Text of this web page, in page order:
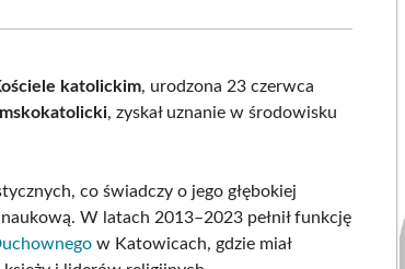
(Twitter)
katolickim, urodzona 23 czerwca
, zyskał uznanie w środowisku
co świadczy o jego głębokiej
W latach 2013–2023 pełnił funkcję
w Katowicach, gdzie miał